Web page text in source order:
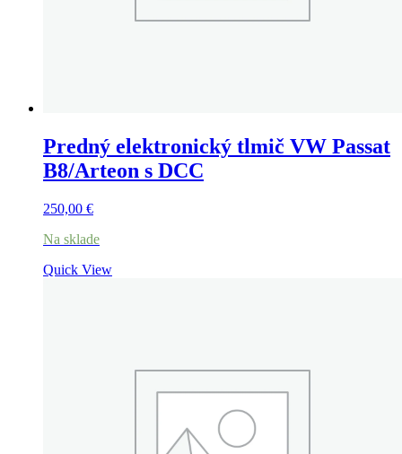
Predný elektronický tlmič VW Passat
B8/Arteon s DCC
250,00 €
Na sklade
Quick View